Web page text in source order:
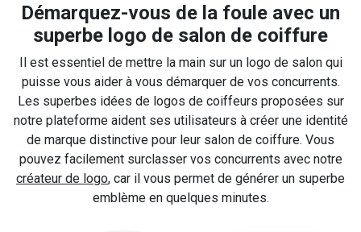
Démarquez-vous de la foule avec un
superbe logo de salon de coiffure
Il est essentiel de mettre la main sur un logo de salon qui
puisse vous aider à vous démarquer de vos concurrents.
Les superbes idées de logos de coiffeurs proposées sur
notre plateforme aident ses utilisateurs à créer une identité
de marque distinctive pour leur salon de coiffure. Vous
pouvez facilement surclasser vos concurrents avec notre
créateur de logo, car il vous permet de générer un superbe
emblème en quelques minutes.